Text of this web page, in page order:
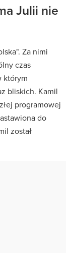
Julii nie
Za nimi
czas
którym
bliskich. Kamil
programowej
do
został